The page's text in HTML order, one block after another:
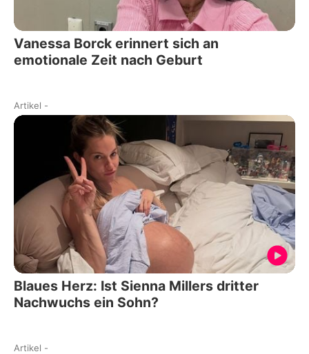
Vanessa Borck erinnert sich an
emotionale Zeit nach Geburt
Artikel -
Blaues Herz: Ist Sienna Millers dritter
Nachwuchs ein Sohn?
Artikel -